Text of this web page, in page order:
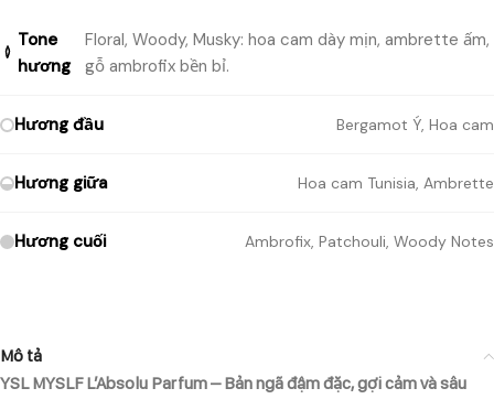
Tone
hương
Floral, Woody, Musky: hoa cam dày mịn, ambrette ấm,
gỗ ambrofix bền bỉ.
Hương đầu Bergamot Ý, Hoa cam
Hương giữa Hoa cam Tunisia, Ambrette
Hương cuối Ambrofix, Patchouli, Woody Notes
Mô tả
YSL MYSLF L’Absolu Parfum – Bản ngã đậm đặc, gợi cảm và sâu